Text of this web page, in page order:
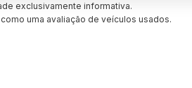
exclusivamente informativa.
uma avaliação de veículos usados.